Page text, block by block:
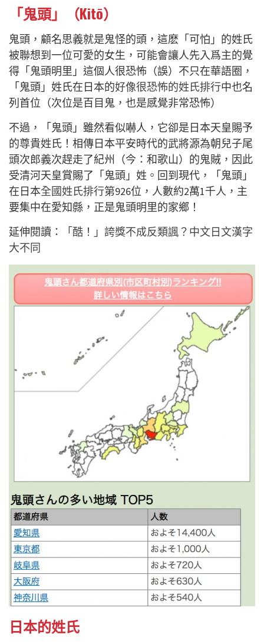
「鬼頭」（Kitō）
鬼頭，顧名思義就是鬼怪的頭，這麽「可怕」的姓氏
被聯想到一位可愛的女生，可能會讓人先入爲主的覺
得「鬼頭明里」這個人很恐怖（誤）不只在華語圈，
「鬼頭」姓氏在日本的好像很恐怖的姓氏排行中也名
列首位（次位是百目鬼，也是感覺非常恐怖）
不過，「鬼頭」雖然看似嚇人，它卻是日本天皇賜予
的尊貴姓氏！相傳日本平安時代的武將源為朝兒子尾
頭次郎義次趕走了紀州（今：和歌山）的鬼賊，因此
受清河天皇賞賜了「鬼頭」姓。回到現代，「鬼頭」
在日本全國姓氏排行第926位，人數約2萬1千人，主
要集中在愛知縣，正是鬼頭明里的家鄉！
延伸閱讀：
「酷！」誇獎不成反類諷？中文日文漢字
大不同
日本的姓氏